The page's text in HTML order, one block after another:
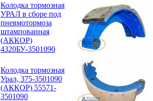
Колодка тормозная
УРАЛ в сборе под
пневмотормоза
штампованная
(АККОР)
4320БУ-3501090
Колодка тормозная
Урал, 375-3501090
(АККОР) 55571-
3501090